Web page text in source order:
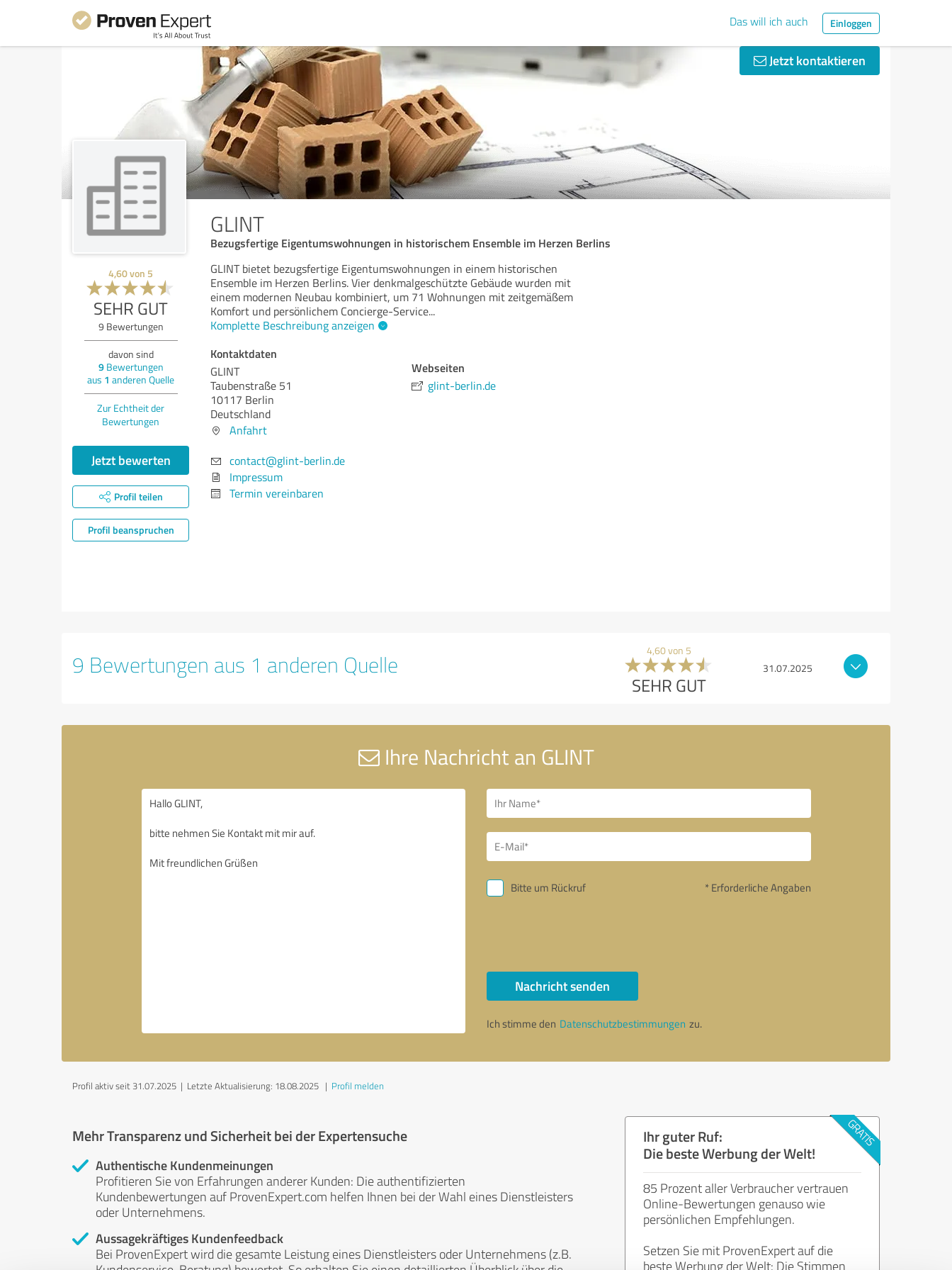
Das will ich auch Einloggen
Jetzt kontaktieren
GLINT
Bezugsfertige Eigentumswohnungen in historischem Ensemble im Herzen Berlins
4,60von 5
SEHR GUT
9 Bewertungen
davon sind
9Bewertungen
aus 1 anderen Quelle
Zur Echtheit der
Bewertungen
Jetzt bewerten
Profil teilen
Profil beanspruchen
GLINT bietet bezugsfertige Eigentumswohnungen in einem historischen
Ensemble im Herzen Berlins. Vier denkmalgeschützte Gebäude wurden mit
einem modernen Neubau kombiniert, um 71 Wohnungen mit zeitgemäßem
Komfort und persönlichem Concierge-Service...
Komplette Beschreibung anzeigen
Kontaktdaten
GLINT
Taubenstraße 51
10117 Berlin
Deutschland
Anfahrt
contact@glint-berlin.de
Impressum
Termin vereinbaren
Webseiten
glint-berlin.de
9 Bewertungen aus 1 anderen Quelle 4,60 von 5
SEHR GUT
31.07.2025
Ihre Nachricht an GLINT
Bitte um Rückruf * Erforderliche Angaben
Nachricht senden
Ich stimme den Datenschutzbestimmungen zu.
Profil aktiv seit 31.07.2025 | Letzte Aktualisierung: 18.08.2025 | Profil melden
Mehr Transparenz und Sicherheit bei der Expertensuche
Authentische Kundenmeinungen
Profitieren Sie von Erfahrungen anderer Kunden: Die authentifizierten
Kundenbewertungen auf ProvenExpert.com helfen Ihnen bei der Wahl eines Dienstleisters
oder Unternehmens.
Aussagekräftiges Kundenfeedback
Bei ProvenExpert wird die gesamte Leistung eines Dienstleisters oder Unternehmens (z.B.
Ihr guter Ruf:
Die beste Werbung der Welt!
85 Prozent aller Verbraucher vertrauen
Online-Bewertungen genauso wie
persönlichen Empfehlungen.
Setzen Sie mit ProvenExpert auf die
beste Werbung der Welt: Die Stimmen